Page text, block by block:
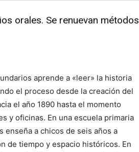
orales. Se renuevan métodos
aprende a «leer» la historia
el proceso desde la creación del
el año 1890 hasta el momento
y oficinas. En una escuela primaria
enseña a chicos de seis años a
de tiempo y espacio históricos. En